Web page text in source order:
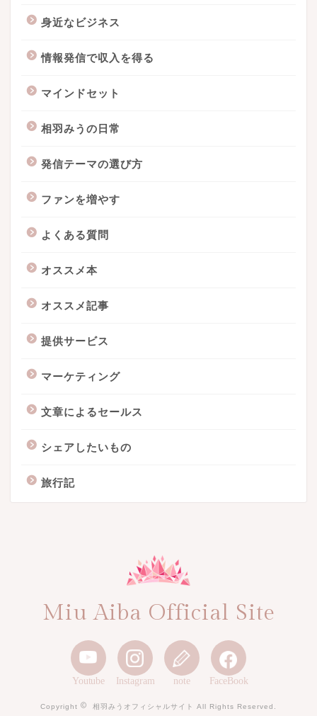
身近なビジネス
情報発信で収入を得る
マインドセット
相羽みうの日常
発信テーマの選び方
ファンを増やす
よくある質問
オススメ本
オススメ記事
提供サービス
マーケティング
文章によるセールス
シェアしたいもの
旅行記
Miu Aiba Official Site
Youtube Instagram note FaceBook
Copyright 相羽みうオフィシャルサイト All Rights Reserved.